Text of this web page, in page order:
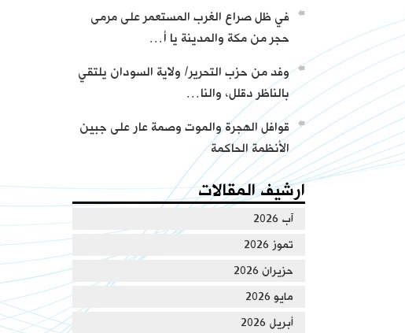
في ظل صراع الغرب المستعمر على مرمى
حجر من مكة والمدينة يا أ…
وفد من حزب التحرير/ ولاية السودان يلتقي
بالناظر دقلل، والنا…
قوافل الهجرة والموت وصمة عار على جبين
الأنظمة الحاكمة
ارشيف المقالات
آب 2026
تموز 2026
حزيران 2026
مايو 2026
أبريل 2026